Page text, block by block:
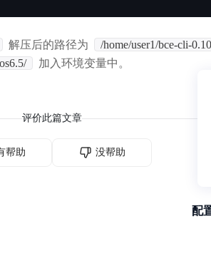
解压后的路径为
/home/user1/bce-cli-
加入环境变量中。
评价此篇文章
帮助 没帮助
配